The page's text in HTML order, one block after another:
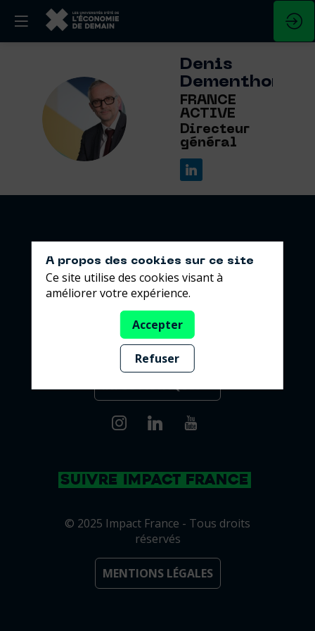
DD
Denis
Dementhon
FRANCE
ACTIVE
Directeur
général
SUIVRE IMPACT FRANCE
© 2025 Impact France - Tous droits
réservés
MENTIONS LÉGALES
A propos des cookies sur ce site
Ce site utilise des cookies visant à
améliorer votre expérience.
Accepter
Refuser